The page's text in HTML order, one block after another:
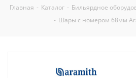
Главная - Каталог - Бильярдное
- Шары с номером 68мм